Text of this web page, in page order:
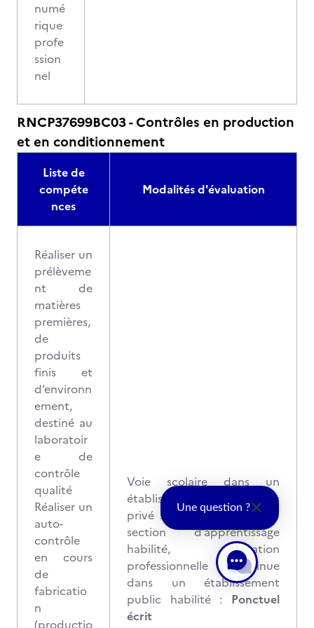
numé
rique
profe
ssion
nel
RNCP37699BC03 - Contrôles en production
et en conditionnement
Liste de
compéte
nces
Modalités d'évaluation
Réaliser un
prélèveme
nt de
matières
premières,
de
produits
finis et
d’environn
ement,
destiné au
laboratoir
e de
contrôle
qualité
Réaliser un
auto-
contrôle
en cours
de
fabricatio
n
(productio
Voie scolaire dans un
établissement public ou
privé sous contrat, CFA ou
section d’apprentissage
habilité, formation
professionnelle continue
dans un établissement
public habilité : Ponctuel
écrit
Une question ?